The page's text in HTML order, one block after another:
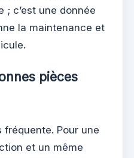
c’est une donnée
la maintenance et
pièces
fréquente. Pour une
et un même